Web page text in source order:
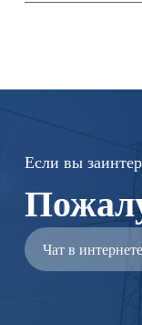
Если вы
Чат в интернете